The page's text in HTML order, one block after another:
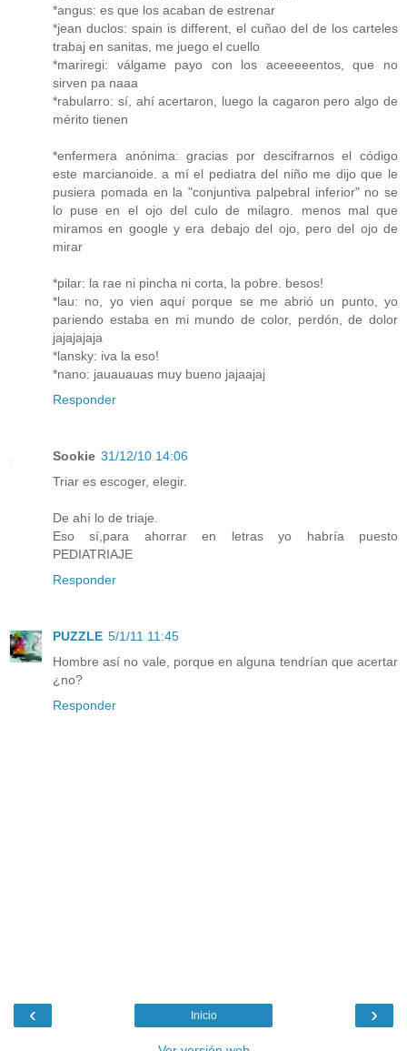
*angus: es que los acaban de estrenar
*jean duclos: spain is different, el cuñao del de los carteles
trabaj en sanitas, me juego el cuello
*mariregi: válgame payo con los aceeeeentos, que no
sirven pa naaa
*rabularro: sí, ahí acertaron, luego la cagaron pero algo de
mérito tienen
*enfermera anónima: gracias por descifrarnos el código
este marcianoide. a mí el pediatra del niño me dijo que le
pusiera pomada en la "conjuntiva palpebral inferior" no se
lo puse en el ojo del culo de milagro. menos mal que
miramos en google y era debajo del ojo, pero del ojo de
mirar
*pilar: la rae ni pincha ni corta, la pobre. besos!
*lau: no, yo vien aquí porque se me abrió un punto, yo
pariendo estaba en mi mundo de color, perdón, de dolor
jajajajaja
*lansky: iva la eso!
*nano: jauauauas muy bueno jajaajaj
Responder
Sookie 31/12/10 14:06
Triar es escoger, elegir.
De ahí lo de triaje.
Eso sí,para ahorrar en letras yo habría puesto
PEDIATRIAJE
Responder
PUZZLE 5/1/11 11:45
Hombre así no vale, porque en alguna tendrían que acertar
¿no?
Responder
‹ ›
Inicio